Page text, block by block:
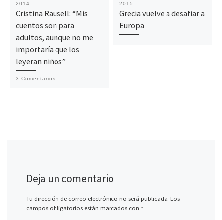
2014
Cristina Rausell: “Mis
cuentos son para
adultos, aunque no me
importaría que los
leyeran niños”
3 Comentarios
2015
Grecia vuelve a desafiar a
Europa
Deja un comentario
Tu dirección de correo electrónico no será publicada. Los
campos obligatorios están marcados con *